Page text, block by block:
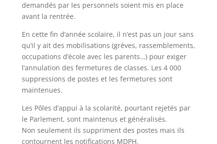
demandés par les personnels soient mis en place
avant la rentrée.
En cette fin d’année scolaire, il n’est pas un jour sans
qu’il y ait des mobilisations (grèves, rassemblements,
occupations d’école avec les parents…) pour exiger
l’annulation des fermetures de classes. Les 4 000
suppressions de postes et les fermetures sont
maintenues.
Les Pôles d’appui à la scolarité, pourtant rejetés par
le Parlement, sont maintenus et généralisés.
Non seulement ils suppriment des postes mais ils
contournent les notifications MDPH.